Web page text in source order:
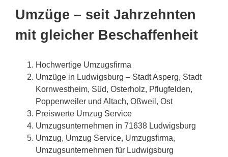
Umzüge – seit Jahrzehnten
mit gleicher Beschaffenheit
Hochwertige Umzugsfirma
Umzüge in Ludwigsburg – Stadt Asperg, Stadt
Kornwestheim, Süd, Osterholz, Pflugfelden,
Poppenweiler und Altach, Oßweil, Ost
Preiswerte Umzug Service
Umzugsunternehmen in 71638 Ludwigsburg
Umzug, Umzug Service, Umzugsfirma,
Umzugsunternehmen für Ludwigsburg